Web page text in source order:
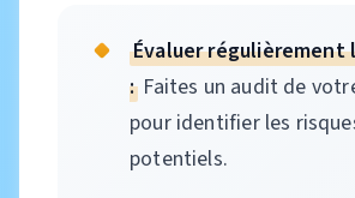
Évaluer régulièrement
: Faites un audit de
pour identifier les
potentiels.